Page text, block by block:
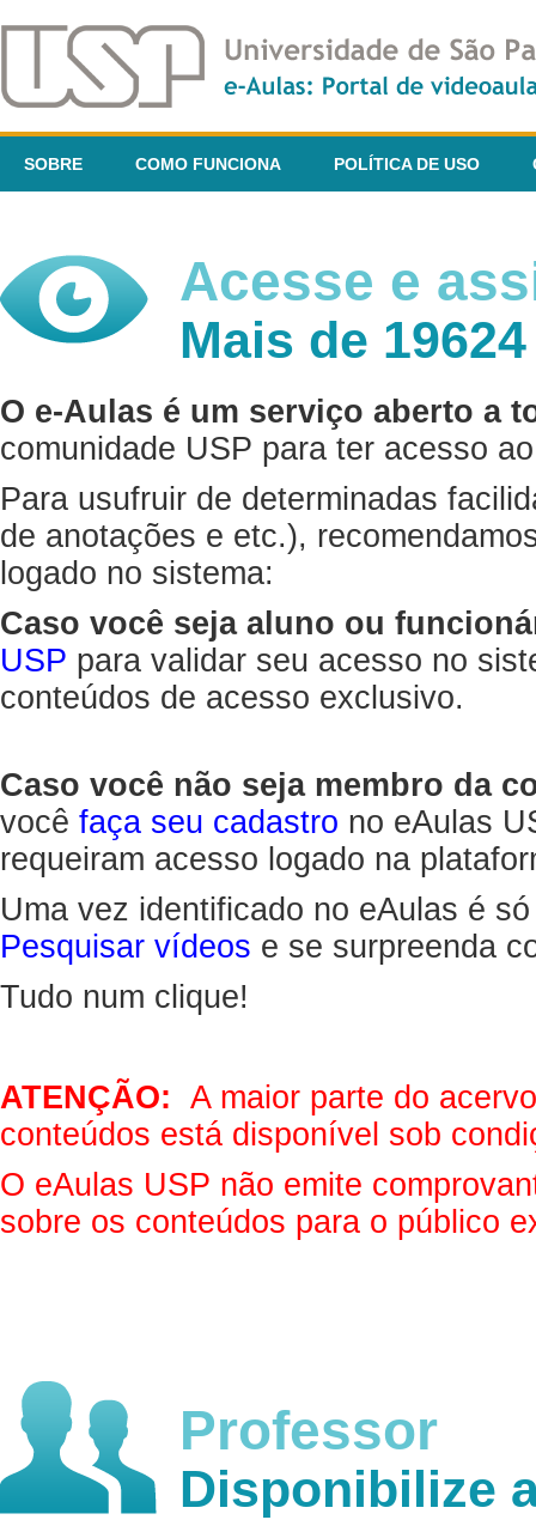
SOBRE COMO FUNCIONA POLÍTICA DE USO
Acesse e
Mais de
O e-Aulas é um serviço aberto a
comunidade USP para ter acesso
Para usufruir de determinadas
de anotações e etc.),
logado no sistema:
Caso você seja aluno ou
USP para validar seu acesso no
conteúdos de acesso exclusivo.
Caso você não seja membro da
você faça seu cadastro no eAulas
requeiram acesso logado na
Uma vez identificado no eAulas é
Pesquisar vídeos e se surpreenda
Tudo num clique!
ATENÇÃO: A maior parte do
conteúdos está disponível sob
O eAulas USP não emite
sobre os conteúdos para o público
Professor
Disponibilize